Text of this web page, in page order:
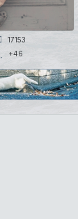
17153
+46